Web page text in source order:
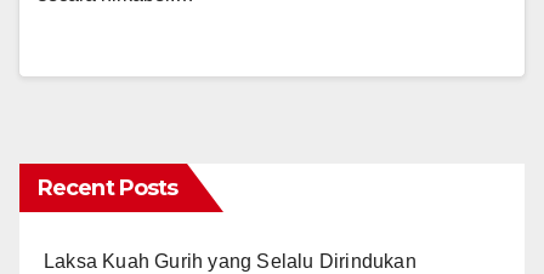
Recent Posts
Laksa Kuah Gurih yang Selalu Dirindukan